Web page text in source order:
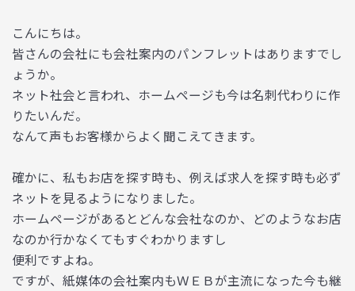
こんにちは。
皆さんの会社にも会社案内のパンフレットはありますでし
ょうか。
ネット社会と言われ、ホームページも今は名刺代わりに作
りたいんだ。
なんて声もお客様からよく聞こえてきます。
確かに、私もお店を探す時も、例えば求人を探す時も必ず
ネットを見るようになりました。
ホームページがあるとどんな会社なのか、どのようなお店
なのか行かなくてもすぐわかりますし
便利ですよね。
ですが、紙媒体の会社案内もＷＥＢが主流になった今も継